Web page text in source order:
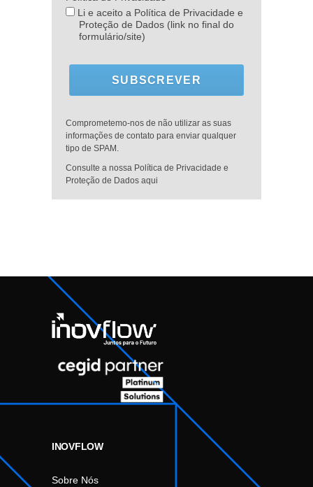
Li e aceito a Política de Privacidade e
Proteção de Dados (link no final do
formulário/site)
SUBSCREVER
Comprometemo-nos de não utilizar as suas
informações de contato para enviar qualquer
tipo de SPAM.
Consulte a nossa Política de Privacidade e
Proteção de Dados aqui
INOVFLOW
Sobre Nós